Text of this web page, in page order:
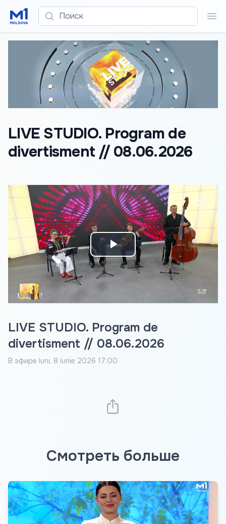
Поиск
LIVE STUDIO. Program de
divertisment // 08.06.2026
Play
Video
LIVE STUDIO. Program de
divertisment // 08.06.2026
В эфире luni, 8 iunie 2026 17:00
Смотреть больше